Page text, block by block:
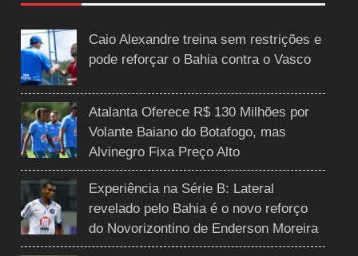
Caio Alexandre treina sem restrições e
pode reforçar o Bahia contra o Vasco
Atalanta Oferece R$ 130 Milhões por
Volante Baiano do Botafogo, mas
Alvinegro Fixa Preço Alto
Experiência na Série B: Lateral
revelado pelo Bahia é o novo reforço
do Novorizontino de Enderson Moreira